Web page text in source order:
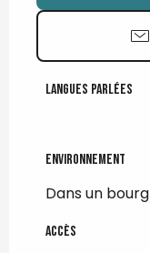
Langues parlées
Langues parlées
Environnement
Environnement
Dans un bourg
Accès
Accès